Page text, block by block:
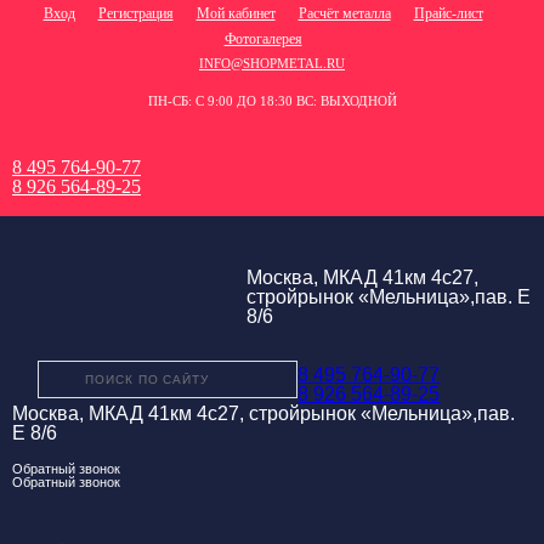
Вход Регистрация Мой кабинет Расчёт металла
Прайс-лист
Фотогалерея
INFO@SHOPMETAL.RU
ПН-СБ: С 9:00 ДО 18:30 ВС: ВЫХОДНОЙ
8 495 764-90-77
8 926 564-89-25
Москва, МКАД 41км 4с27,
стройрынок «Мельница»,пав. Е
8/6
8 495 764-90-77
8 926 564-89-25
Москва, МКАД 41км 4с27, стройрынок «Мельница»,пав.
Е 8/6
Обратный звонок
Обратный звонок